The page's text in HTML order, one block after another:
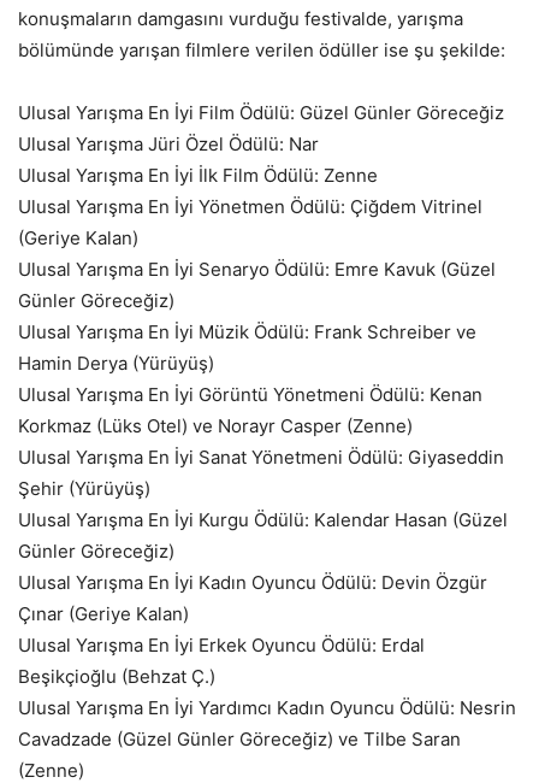
konuşmaların damgasını vurduğu festivalde, yarışma
bölümünde yarışan filmlere verilen ödüller ise şu şekilde:
Ulusal Yarışma En İyi Film Ödülü: Güzel Günler Göreceğiz
Ulusal Yarışma Jüri Özel Ödülü: Nar
Ulusal Yarışma En İyi İlk Film Ödülü: Zenne
Ulusal Yarışma En İyi Yönetmen Ödülü: Çiğdem Vitrinel
(Geriye Kalan)
Ulusal Yarışma En İyi Senaryo Ödülü: Emre Kavuk (Güzel
Günler Göreceğiz)
Ulusal Yarışma En İyi Müzik Ödülü: Frank Schreiber ve
Hamin Derya (Yürüyüş)
Ulusal Yarışma En İyi Görüntü Yönetmeni Ödülü: Kenan
Korkmaz (Lüks Otel) ve Norayr Casper (Zenne)
Ulusal Yarışma En İyi Sanat Yönetmeni Ödülü: Giyaseddin
Şehir (Yürüyüş)
Ulusal Yarışma En İyi Kurgu Ödülü: Kalendar Hasan (Güzel
Günler Göreceğiz)
Ulusal Yarışma En İyi Kadın Oyuncu Ödülü: Devin Özgür
Çınar (Geriye Kalan)
Ulusal Yarışma En İyi Erkek Oyuncu Ödülü: Erdal
Beşikçioğlu (Behzat Ç.)
Ulusal Yarışma En İyi Yardımcı Kadın Oyuncu Ödülü: Nesrin
Cavadzade (Güzel Günler Göreceğiz) ve Tilbe Saran
(Zenne)